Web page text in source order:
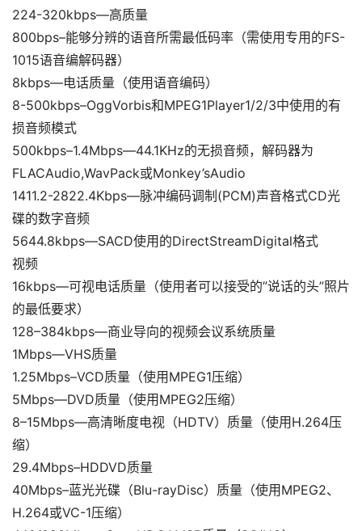
224-320kbps—高质量
800bps–能够分辨的语音所需最低码率（需使用专用的FS-
1015语音编解码器）
8kbps—电话质量（使用语音编码）
8-500kbps–OggVorbis和MPEG1Player1/2/3中使用的有
损音频模式
500kbps–1.4Mbps—44.1KHz的无损音频，解码器为
FLACAudio,WavPack或Monkey’sAudio
1411.2-2822.4Kbps—脉冲编码调制(PCM)声音格式CD光
碟的数字音频
5644.8kbps—SACD使用的DirectStreamDigital格式
视频
16kbps—可视电话质量（使用者可以接受的”说话的头”照片
的最低要求）
128–384kbps—商业导向的视频会议系统质量
1Mbps—VHS质量
1.25Mbps–VCD质量（使用MPEG1压缩）
5Mbps—DVD质量（使用MPEG2压缩）
8–15Mbps—高清晰度电视（HDTV）质量（使用H.264压
缩）
29.4Mbps–HDDVD质量
40Mbps–蓝光光碟（Blu-rayDisc）质量（使用MPEG2、
H.264或VC-1压缩）